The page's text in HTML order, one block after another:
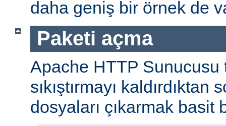
daha geniş bir örnek de
Paketi açma
Apache HTTP Sunucusu
sıkıştırmayı
dosyaları çıkarmak basit